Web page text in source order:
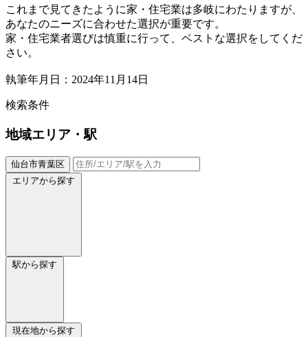
これまで見てきたように家・住宅業は多岐にわたりますが、
あなたのニーズに合わせた選択が重要です。
家・住宅業者選びは慎重に行って、ベストな選択をしてくだ
さい。
執筆年月日：2024年11月14日
検索条件
地域エリア・駅
仙台市青葉区
エリアから探す
駅から探す
現在地から探す